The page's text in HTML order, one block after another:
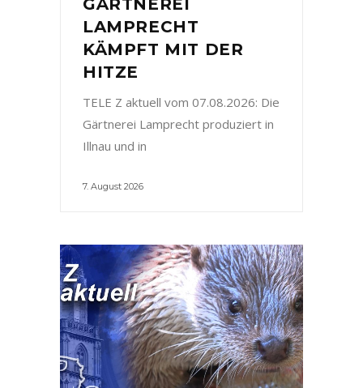
LAMPRECHT
KÄMPFT MIT DER
HITZE
TELE Z aktuell vom 07.08.2026: Die
Gärtnerei Lamprecht produziert in
Illnau und in
7. August 2026